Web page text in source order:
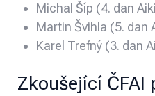
Michal Šíp (4. dan
Martin Švihla (5. dan
Karel Trefný (3. dan
Zkoušející ČFAI